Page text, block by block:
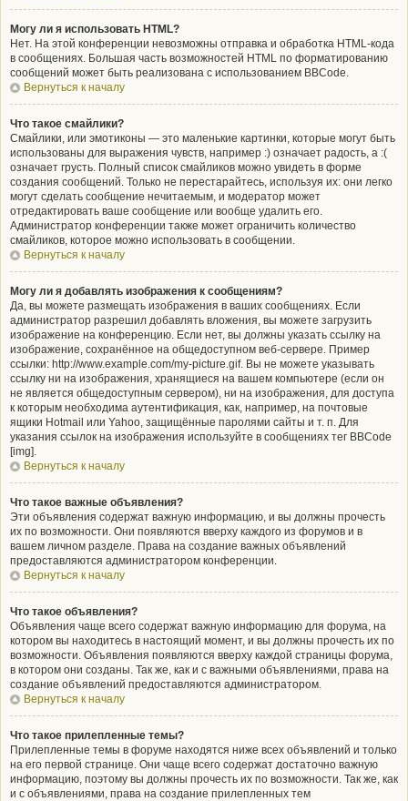
Могу ли я использовать HTML?
Нет. На этой конференции невозможны отправка и обработка HTML-кода
в сообщениях. Большая часть возможностей HTML по форматированию
сообщений может быть реализована с использованием BBCode.
Вернуться к началу
Что такое смайлики?
Смайлики, или эмотиконы — это маленькие картинки, которые могут быть
использованы для выражения чувств, например :) означает радость, а :(
означает грусть. Полный список смайликов можно увидеть в форме
создания сообщений. Только не перестарайтесь, используя их: они легко
могут сделать сообщение нечитаемым, и модератор может
отредактировать ваше сообщение или вообще удалить его.
Администратор конференции также может ограничить количество
смайликов, которое можно использовать в сообщении.
Вернуться к началу
Могу ли я добавлять изображения к сообщениям?
Да, вы можете размещать изображения в ваших сообщениях. Если
администратор разрешил добавлять вложения, вы можете загрузить
изображение на конференцию. Если нет, вы должны указать ссылку на
изображение, сохранённое на общедоступном веб-сервере. Пример
ссылки: http://www.example.com/my-picture.gif. Вы не можете указывать
ссылку ни на изображения, хранящиеся на вашем компьютере (если он
не является общедоступным сервером), ни на изображения, для доступа
к которым необходима аутентификация, как, например, на почтовые
ящики Hotmail или Yahoo, защищённые паролями сайты и т. п. Для
указания ссылок на изображения используйте в сообщениях тег BBCode
[img].
Вернуться к началу
Что такое важные объявления?
Эти объявления содержат важную информацию, и вы должны прочесть
их по возможности. Они появляются вверху каждого из форумов и в
вашем личном разделе. Права на создание важных объявлений
предоставляются администратором конференции.
Вернуться к началу
Что такое объявления?
Объявления чаще всего содержат важную информацию для форума, на
котором вы находитесь в настоящий момент, и вы должны прочесть их по
возможности. Объявления появляются вверху каждой страницы форума,
в котором они созданы. Так же, как и с важными объявлениями, права на
создание объявлений предоставляются администратором.
Вернуться к началу
Что такое прилепленные темы?
Прилепленные темы в форуме находятся ниже всех объявлений и только
на его первой странице. Они чаще всего содержат достаточно важную
информацию, поэтому вы должны прочесть их по возможности. Так же, как
и с объявлениями, права на создание прилепленных тем